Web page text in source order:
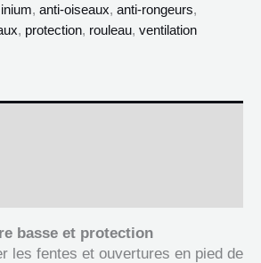
, anti-oiseaux, anti-rongeurs,
, protection, rouleau, ventilation
basse et protection
les fentes et ouvertures en pied de